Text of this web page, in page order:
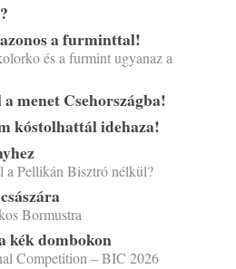
a furminttal!
és a furmint ugyanaz a
menet Csehországba!
kóstolhattál idehaza!
a Pellikán Bisztró nélkül?
Bormustra
kék dombokon
Competition – BIC 2026